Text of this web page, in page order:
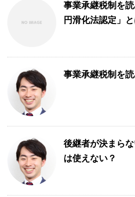
事業承継税制を
円滑化法認定」
事業承継税制を
後継者が決まら
は使えない？